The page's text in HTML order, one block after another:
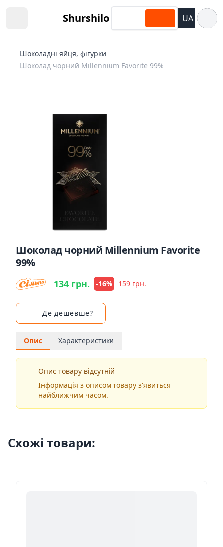
Shurshilo UA
Шоколадні яйця, фігурки
Шоколад чорний Millennium Favorite 99%
Шоколад чорний Millennium Favorite
99%
134 грн. -16% 159 грн.
Де дешевше?
Опис Характеристики
Опис товару відсутній
Інформація з описом товару з'явиться
найближчим часом.
Схожі товари: